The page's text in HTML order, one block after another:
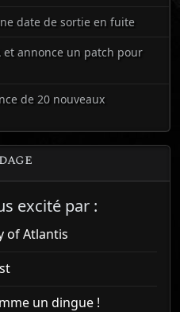
date de sortie en fuite
et annonce un patch pour
de 20 nouveaux
excité par :
of Atlantis
un dingue !